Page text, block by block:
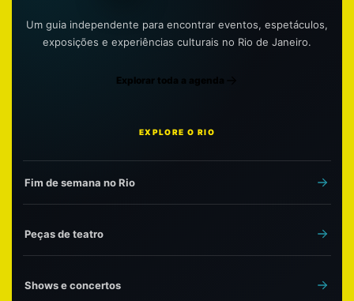
Um guia independente para encontrar eventos, espetáculos,
exposições e experiências culturais no Rio de Janeiro.
Explorar toda a agenda
EXPLORE O RIO
Fim de semana no Rio
Peças de teatro
Shows e concertos